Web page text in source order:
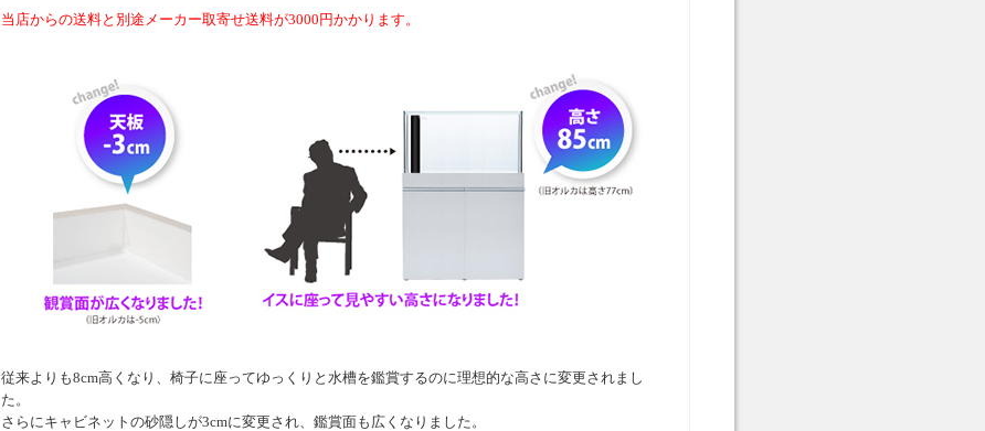
当店からの送料と別途メーカー取寄せ送料が3000円かかります。
従来よりも8cm高くなり、椅子に座ってゆっくりと水槽を鑑賞するのに理想的な高さに変更されまし
た。
さらにキャビネットの砂隠しが3cmに変更され、鑑賞面も広くなりました。